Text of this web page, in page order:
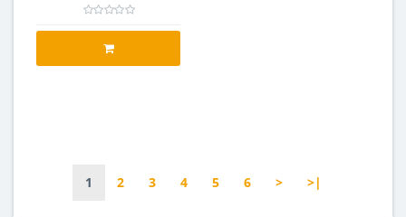
1 2 3 4 5 6 > >|